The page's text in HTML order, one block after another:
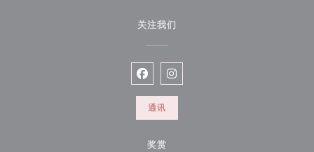
关注我们
Facebook ((在新窗口中打开))
Instagram ((在新窗口中打开))
通讯
奖赏